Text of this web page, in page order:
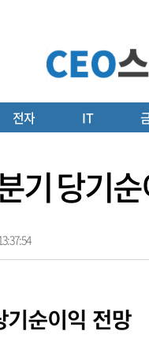
전자 IT
기 당기